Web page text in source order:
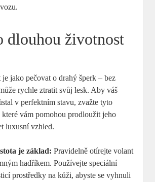
dlouhou životnost
jako pečovat o drahý šperk – bez
rychle ztratit svůj lesk. Aby váš
v perfektním stavu, zvažte tyto
vám pomohou prodloužit jeho
luxusní vzhled.
je základ: Pravidelně otírejte volant
hadříkem. Používejte speciální
prostředky na kůži, abyste se vyhnuli